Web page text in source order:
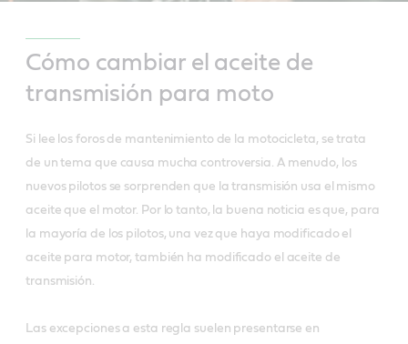
Cómo cambiar el aceite de
transmisión para moto
Si lee los foros de mantenimiento de la motocicleta, se trata
de un tema que causa mucha controversia. A menudo, los
nuevos pilotos se sorprenden que la transmisión usa el mismo
aceite que el motor. Por lo tanto, la buena noticia es que, para
la mayoría de los pilotos, una vez que haya modificado el
aceite para motor, también ha modificado el aceite de
transmisión.
Las excepciones a esta regla suelen presentarse en